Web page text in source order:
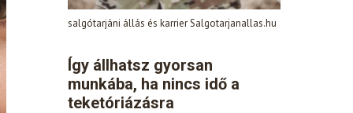
salgótarjáni állás és karrier Salgotarjanallas.hu
Így állhatsz gyorsan
munkába, ha nincs idő a
teketóriázásra